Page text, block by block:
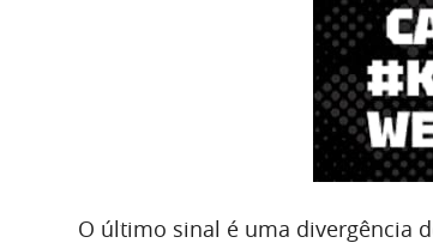
O último sinal é uma divergência